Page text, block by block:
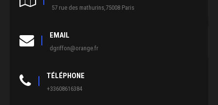
57 rue des mathurins,75008 Paris
EMAIL
dgriffon@orange.fr
TÉLÉPHONE
+33608616384